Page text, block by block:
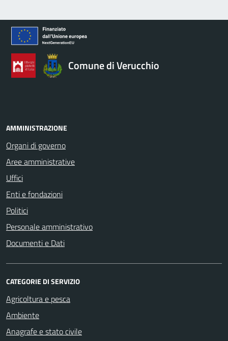
Comune di Verucchio
AMMINISTRAZIONE
Organi di governo
Aree amministrative
Uffici
Enti e fondazioni
Politici
Personale amministrativo
Documenti e Dati
CATEGORIE DI SERVIZIO
Agricoltura e pesca
Ambiente
Anagrafe e stato civile